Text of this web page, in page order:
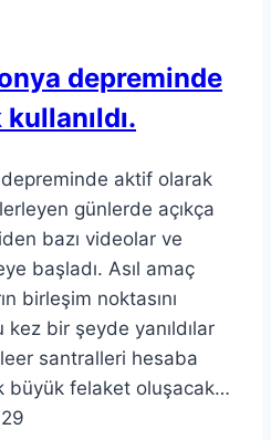
depreminde
aktif olarak
günlerde açıkça
bazı videolar ve
başladı. Asıl amaç
birleşim noktasını
kez bir şeyde yanıldılar
santralleri hesaba
büyük felaket oluşacak…